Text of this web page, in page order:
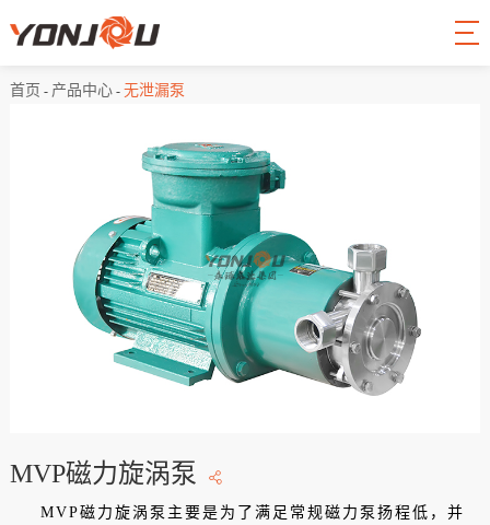
首页 - 产品中心 - 无泄漏泵
MVP磁力旋涡泵
MVP磁力旋涡泵主要是为了满足常规磁力泵扬程低，并